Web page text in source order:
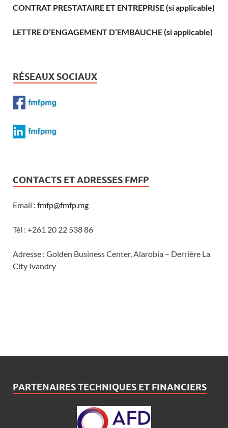
CONTRAT PRESTATAIRE ET ENTREPRISE (si applicable)
LETTRE D’ENGAGEMENT D’EMBAUCHE (si applicable)
RÉSEAUX SOCIAUX
CONTACTS ET ADRESSES FMFP
Email : fmfp@fmfp.mg
Tél : +261 20 22 538 86
Adresse : Golden Business Center, Alarobia – Derrière La
City Ivandry
PARTENAIRES TECHNIQUES ET FINANCIERS